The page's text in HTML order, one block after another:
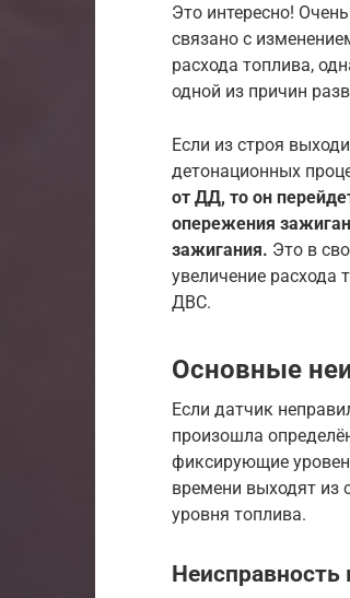
Это интересно!
связано с
расхода топлива,
одной из причин
Если из строя
детонационных
от ДД, то он
опережения
зажигания. Это в
увеличение расхода
ДВС.
Основные
Если датчик
произошла
фиксирующие
времени выходят из
уровня топлива.
Неисправность